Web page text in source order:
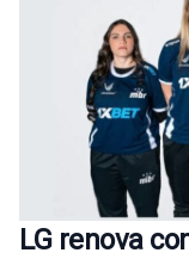
LG renova